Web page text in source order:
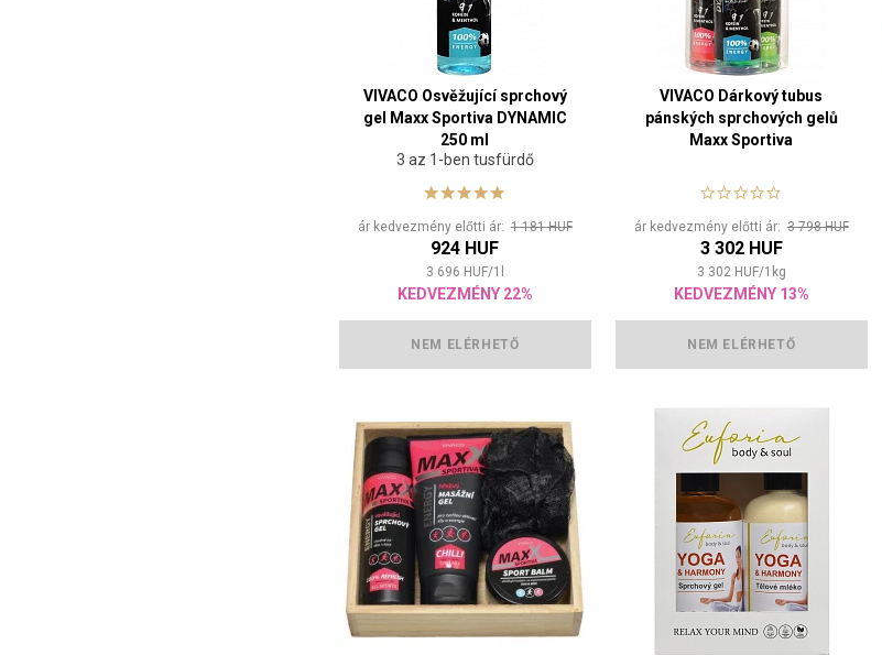
VIVACO Osvěžující sprchový
gel Maxx Sportiva DYNAMIC
250 ml
3 az 1-ben tusfürdő
ár kedvezmény előtti ár: 1 181 HUF
924 HUF
3 696 HUF/1
KEDVEZMÉNY 22%
NEM ELÉRHETŐ
VIVACO Dárkový tubus
pánských sprchových gelů
Maxx Sportiva
ár kedvezmény előtti ár:3 798 HUF
3 302 HUF
3 302 HUF/1 kg
KEDVEZMÉNY 13%
NEM ELÉRHETŐ